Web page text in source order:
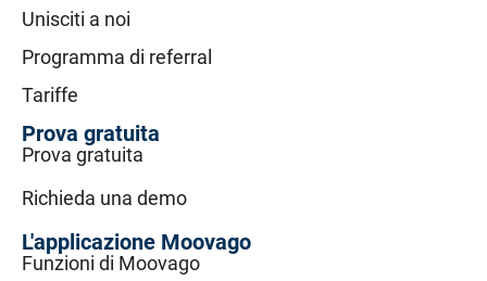
Unisciti a noi
Programma di referral
Tariffe
Prova gratuita
Prova gratuita
Richieda una demo
L'applicazione Moovago
Funzioni di Moovago